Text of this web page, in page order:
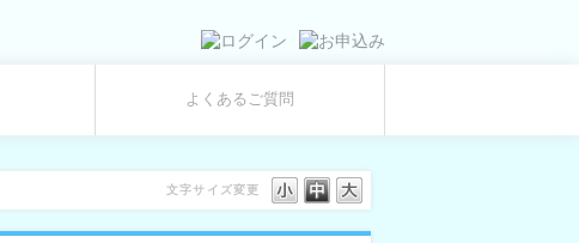
よくあるご質問
文字サイズ変更